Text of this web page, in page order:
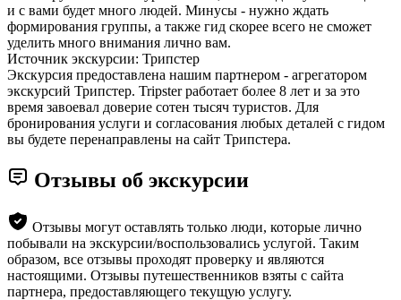
и с вами будет много людей. Минусы - нужно ждать
формирования группы, а также гид скорее всего не сможет
уделить много внимания лично вам.
Источник экскурсии: Трипстер
Экскурсия предоставлена нашим партнером - агрегатором
экскурсий Трипстер. Tripster работает более 8 лет и за это
время завоевал доверие сотен тысяч туристов. Для
бронирования услуги и согласования любых деталей с гидом
вы будете перенаправлены на сайт Трипстера.
Отзывы об экскурсии
Отзывы могут оставлять только люди, которые лично
побывали на экскурсии/воспользовались услугой. Таким
образом, все отзывы проходят проверку и являются
настоящими. Отзывы путешественников взяты с сайта
партнера, предоставляющего текущую услугу.